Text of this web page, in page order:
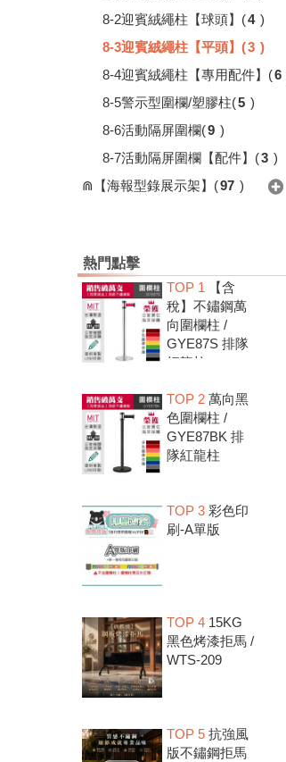
8-2迎賓絨繩柱【球頭】 (4 )
8-3迎賓絨繩柱【平頭】 (3 )
8-4迎賓絨繩柱【專用配件】 (6
8-5警示型圍欄/塑膠柱(5 )
8-6活動隔屏圍欄(9 )
8-7活動隔屏圍欄【配件】 (3 )
⋒【海報型錄展示架】 (97 )
熱門點擊
TOP 1 【含
稅】不鏽鋼萬
向圍欄柱 /
GYE87S 排隊
紅龍柱
TOP 2 萬向黑
色圍欄柱 /
GYE87BK 排
隊紅龍柱
TOP 3 彩色印
刷-A單版
TOP 4 15KG
黑色烤漆拒馬 /
WTS-209
TOP 5 抗強風
版不鏽鋼拒馬